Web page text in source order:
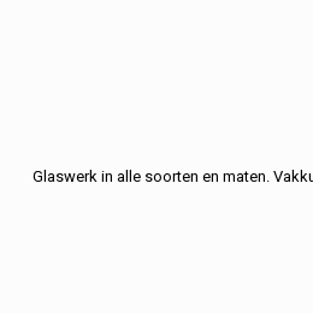
Glaswerk in alle soorten en maten.